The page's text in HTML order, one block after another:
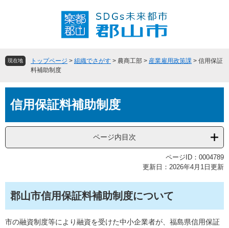
頭
飛
へ
現在地 トップページ > 組織でさがす > 農商工部 > 産業雇用政策課 > 信用保証
料補助制度
文信用保証料補助制度
ページ内目次
ページID：0004789
更新日：2026年4月1日更新
郡山市信用保証料補助制度について
市の融資制度等により融資を受けた中小企業者が、福島県信用保証